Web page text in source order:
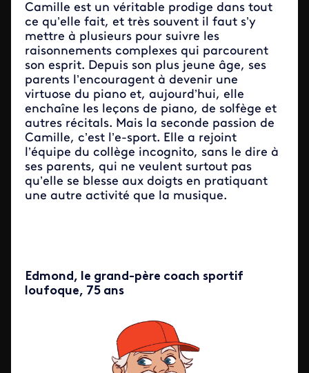
Camille est un véritable prodige dans tout
ce qu’elle fait, et très souvent il faut s’y
mettre à plusieurs pour suivre les
raisonnements complexes qui parcourent
son esprit. Depuis son plus jeune âge, ses
parents l’encouragent à devenir une
virtuose du piano et, aujourd’hui, elle
enchaîne les leçons de piano, de solfège et
autres récitals. Mais la seconde passion de
Camille, c’est l’e-sport. Elle a rejoint
l’équipe du collège incognito, sans le dire à
ses parents, qui ne veulent surtout pas
qu’elle se blesse aux doigts en pratiquant
une autre activité que la musique.
Edmond, le grand-père coach sportif
loufoque, 75 ans